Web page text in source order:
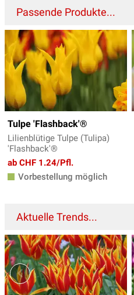
Passende Produkte...
Tulpe 'Flashback'®
Lilienblütige Tulpe (Tulipa)
'Flashback'®
ab CHF 1.24/Pfl.
Vorbestellung möglich
Aktuelle Trends...